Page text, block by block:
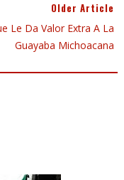
Older Article
Le Da Valor Extra A La
Guayaba Michoacana